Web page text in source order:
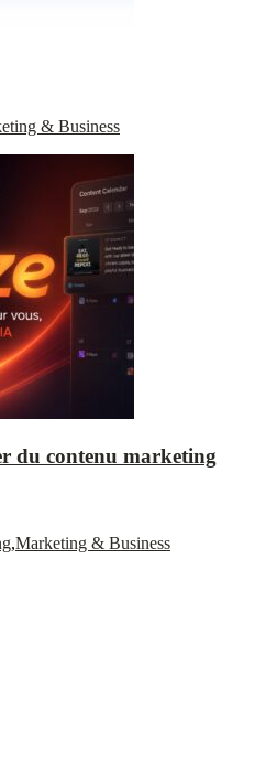
& Business
du contenu marketing
,Marketing & Business